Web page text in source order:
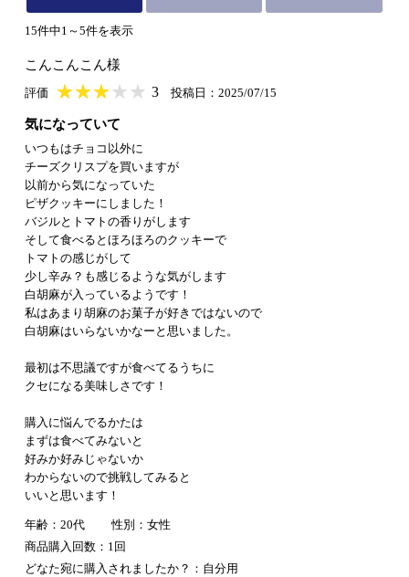
15件中1～5件を表示
こんこんこん様
評価 ★★★★★
★★★★★ 3 投稿日：2025/07/15
気になっていて
いつもはチョコ以外に
チーズクリスプを買いますが
以前から気になっていた
ピザクッキーにしました！
バジルとトマトの香りがします
そして食べるとほろほろのクッキーで
トマトの感じがして
少し辛み？も感じるような気がします
白胡麻が入っているようです！
私はあまり胡麻のお菓子が好きではないので
白胡麻はいらないかなーと思いました。
最初は不思議ですが食べてるうちに
クセになる美味しさです！
購入に悩んでるかたは
まずは食べてみないと
好みか好みじゃないか
わからないので挑戦してみると
いいと思います！
年齢：20代
性別：女性
商品購入回数：1回
どなた宛に購入されましたか？：自分用